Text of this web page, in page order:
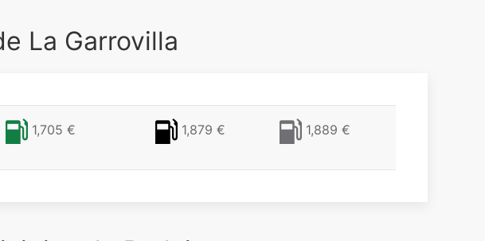
La Garrovilla
1,705 € 1,879 € 1,889 €